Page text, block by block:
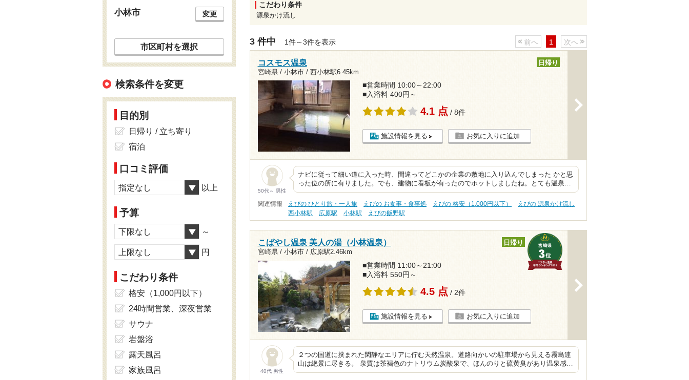
こだわり条件
源泉かけ流し
3 件中 1件～3件を表示 前へ 1 次へ
コスモス温泉
宮崎県 / 小林市 / 西小林駅6.45km
日帰り
■営業時間 10:00～22:00
■入浴料 400円～
4.1 点 / 8件
施設情報を見る お気に入りに追加
50代～ 男性
ナビに従って細い道に入った時、間違ってどこかの企業の敷地に入り込んでしまった かと思
った位の所に有りました。でも、建物に看板が有ったのでホットしましたね。とても温泉…
関連情報 えびの ひとり旅・一人旅 えびの お食事・食事処 えびの 格安（1,000円以下）
えびの 源泉かけ流し
西小林駅
広原駅 小林駅 えびの飯野駅
こばやし温泉 美人の湯（小林温泉）
宮崎県 / 小林市 / 広原駅2.46km
日帰り
■営業時間 11:00～21:00
■入浴料 550円～
4.5 点 / 2件
施設情報を見る お気に入りに追加
40代 男性
２つの国道に挟まれた閑静なエリアに佇む天然温泉。道路向かいの駐車場から見える霧島連
山は絶景に尽きる。 泉質は茶褐色のナトリウム炭酸泉で、ほんのりと硫黄臭があり温泉感…
小林市 変更
市区町村を選択
検索条件を変更
目的別
日帰り / 立ち寄り
宿泊
口コミ評価
指定なし 以上
予算
下限なし ～
上限なし 円
こだわり条件
格安（1,000円以下）
24時間営業、深夜営業
サウナ
岩盤浴
露天風呂
家族風呂